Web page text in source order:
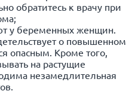
обратитесь к врачу при
у беременных женщин.
о повышенном
опасным. Кроме того,
на растущие
незамедлительная